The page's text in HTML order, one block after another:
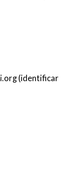
(identificar